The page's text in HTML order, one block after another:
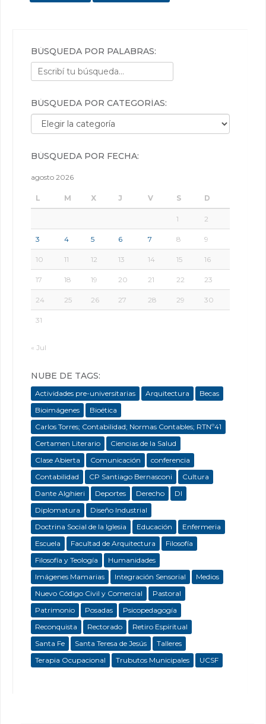
BÚSQUEDA POR PALABRAS:
BÚSQUEDA POR CATEGORÍAS:
Búsqueda por categorías:
BÚSQUEDA POR FECHA:
agosto 2026
L M X J V S D
1 2
3 4 5 6 7 8 9
10 11 12 13 14 15 16
17 18 19 20 21 22 23
24 25 26 27 28 29 30
31
« Jul
NUBE DE TAGS:
Actividades pre-universitarias Arquitectura
Becas
Bioimágenes
Bioética
Carlos Torres; Contabilidad; Normas Contables; RTNº41
Certamen Literario
Ciencias de la Salud
Clase Abierta
Comunicación
conferencia
Contabilidad
CP Santiago Bernasconi
Cultura
Dante Alghieri
Deportes Derecho
DI
Diplomatura
Diseño Industrial
Doctrina Social de la Iglesia
Educación
Enfermeria
Escuela
Facultad de Arquitectura
Filosofía
Filosofía y Teología
Humanidades
Imágenes Mamarias
Integración Sensorial
Medios
Nuevo Código Civil y Comercial
Pastoral
Patrimonio
Posadas
Psicopedagogía
Reconquista
Rectorado
Retiro Espiritual
Santa Fe
Santa Teresa de Jesús
Talleres
Terapia Ocupacional
Trubutos Municipales UCSF